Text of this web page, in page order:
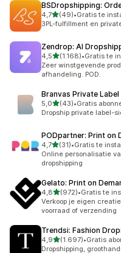
BSDropshipping:
4,7van 5 sterren
(49)
49 recensies in totaal
•Gratis te
3PL-fulfillment en
Zendrop: AI
4,5van 5 sterren
(1.168)
1168 recensies in totaal
•Gratis te
Zeer winstgevende
afhandeling. POD.
Branvas Private
5,0van 5 sterren
(43)
43 recensies in totaal
•Gratis
Dropship private label-
PODpartner: Print on
4,7van 5 sterren
(31)
31 recensies in totaal
•Gratis te
Online personalisatie
dropshipping
Gelato: Print on
4,8van 5 sterren
(972)
972 recensies in totaal
•Gratis te
Verkoop je eigen
voorraad of verzending
Trendsi: Fashion
4,9van 5 sterren
(1.697)
1697 recensies in totaal
•Gratis
Dropshipping,